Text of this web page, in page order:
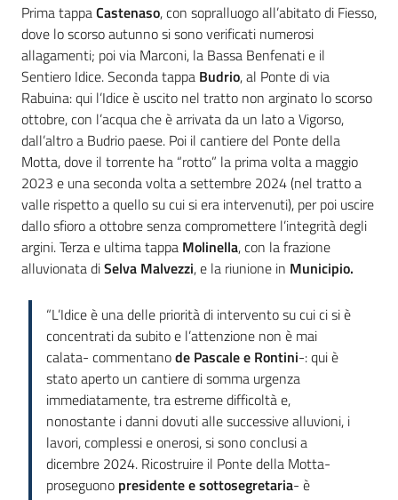
Prima tappaCastenaso, con sopralluogo all’abitato di Fiesso,
dove lo scorso autunno si sono verificati numerosi
allagamenti; poi via Marconi, la Bassa Benfenati e il
Sentiero Idice. Seconda tappa Budrio, al Ponte di via
Rabuina: qui l’Idice è uscito nel tratto non arginato lo scorso
ottobre, con l’acqua che è arrivata da un lato a Vigorso,
dall’altro a Budrio paese. Poi il cantiere del Ponte della
Motta, dove il torrente ha “rotto” la prima volta a maggio
2023 e una seconda volta a settembre 2024 (nel tratto a
valle rispetto a quello su cui si era intervenuti), per poi uscire
dallo sfioro a ottobre senza compromettere l’integrità degli
argini. Terza e ultima tappa Molinella, con la frazione
alluvionata diSelva Malvezzi, e la riunione in Municipio.
“L’Idice è una delle priorità di intervento su cui ci si è
concentrati da subito e l’attenzione non è mai
calata- commentanode Pascale e Rontini-: qui è
stato aperto un cantiere di somma urgenza
immediatamente, tra estreme difficoltà e,
nonostante i danni dovuti alle successive alluvioni, i
lavori, complessi e onerosi, si sono conclusi a
dicembre 2024. Ricostruire il Ponte della Motta-
proseguono presidente e sottosegretaria- è